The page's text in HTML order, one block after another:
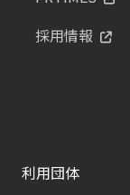
採用情報
利用団体